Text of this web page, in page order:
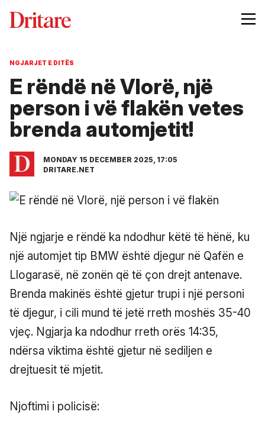
NGJARJET E DITËS
E rëndë në Vlorë, një
person i vë flakën vetes
brenda automjetit!
MONDAY 15 DECEMBER 2025, 17:05
DRITARE.NET
Një ngjarje e rëndë ka ndodhur këtë të hënë, ku
një automjet tip BMW është djegur në Qafën e
Llogarasë, në zonën që të çon drejt antenave.
Brenda makinës është gjetur trupi i një personi
të djegur, i cili mund të jetë rreth moshës 35-40
vjeç. Ngjarja ka ndodhur rreth orës 14:35,
ndërsa viktima është gjetur në sediljen e
drejtuesit të mjetit.
Njoftimi i policisë: